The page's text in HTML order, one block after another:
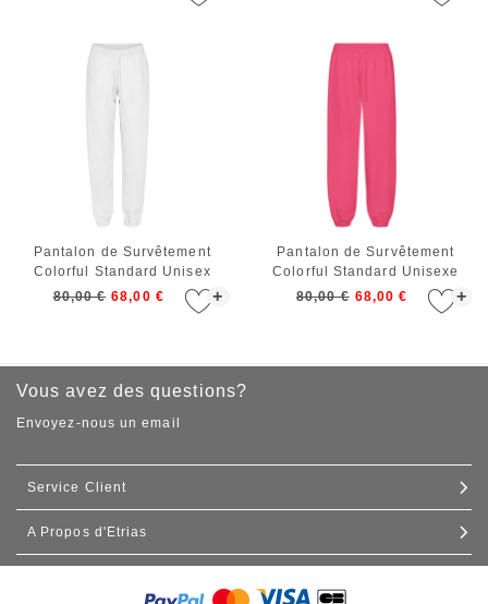
+
Pantalon de Survêtement
Colorful Standard Unisex
Organic Sweatpants Optical
80,00 € 68,00 € +
Pantalon de Survêtement
Colorful Standard Unisexe
Organic Relaxed Sweatpants
80,00 € 68,00 €
Vous avez des questions?
Envoyez-nous un email
Service Client
Contact
A Propos d'Etrias